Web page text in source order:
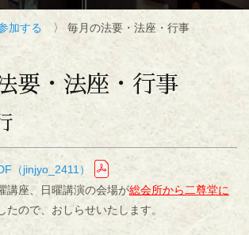
加する 〉 毎月の法要・法座・行事
要・法座・行事
（jinjyo_2411）
講座、日曜講演の会場が総会所から二尊堂に
たので、おしらせいたします。